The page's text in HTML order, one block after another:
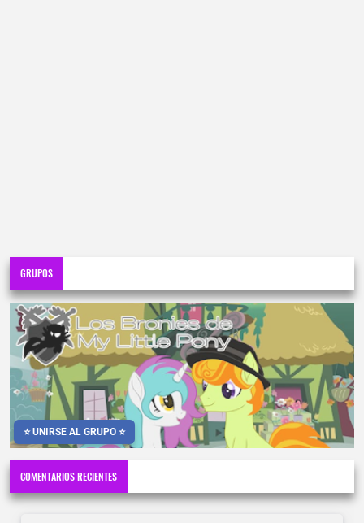
GRUPOS
⭐ UNIRSE AL GRUPO ⭐
COMENTARIOS RECIENTES